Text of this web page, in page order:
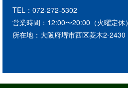
TEL：072-272-5302
営業時間：12:00〜20:00（火曜定休）
所在地：大阪府堺市西区菱木2-2430